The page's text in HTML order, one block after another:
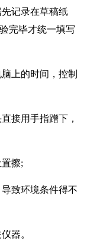
记录在草稿纸
完毕才统一填写
上的时间，控制
接用手指蹭下，
擦;
致环境条件得不
器。